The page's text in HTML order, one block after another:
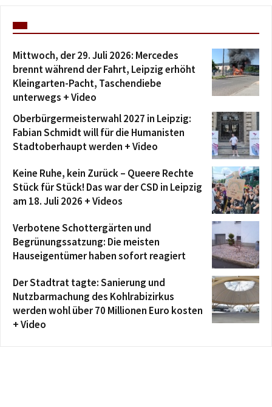
Mittwoch, der 29. Juli 2026: Mercedes
brennt während der Fahrt, Leipzig erhöht
Kleingarten-Pacht, Taschendiebe
unterwegs + Video
Oberbürgermeisterwahl 2027 in Leipzig:
Fabian Schmidt will für die Humanisten
Stadtoberhaupt werden + Video
Keine Ruhe, kein Zurück – Queere Rechte
Stück für Stück! Das war der CSD in Leipzig
am 18. Juli 2026 + Videos
Verbotene Schottergärten und
Begrünungssatzung: Die meisten
Hauseigentümer haben sofort reagiert
Der Stadtrat tagte: Sanierung und
Nutzbarmachung des Kohlrabizirkus
werden wohl über 70 Millionen Euro kosten
+ Video